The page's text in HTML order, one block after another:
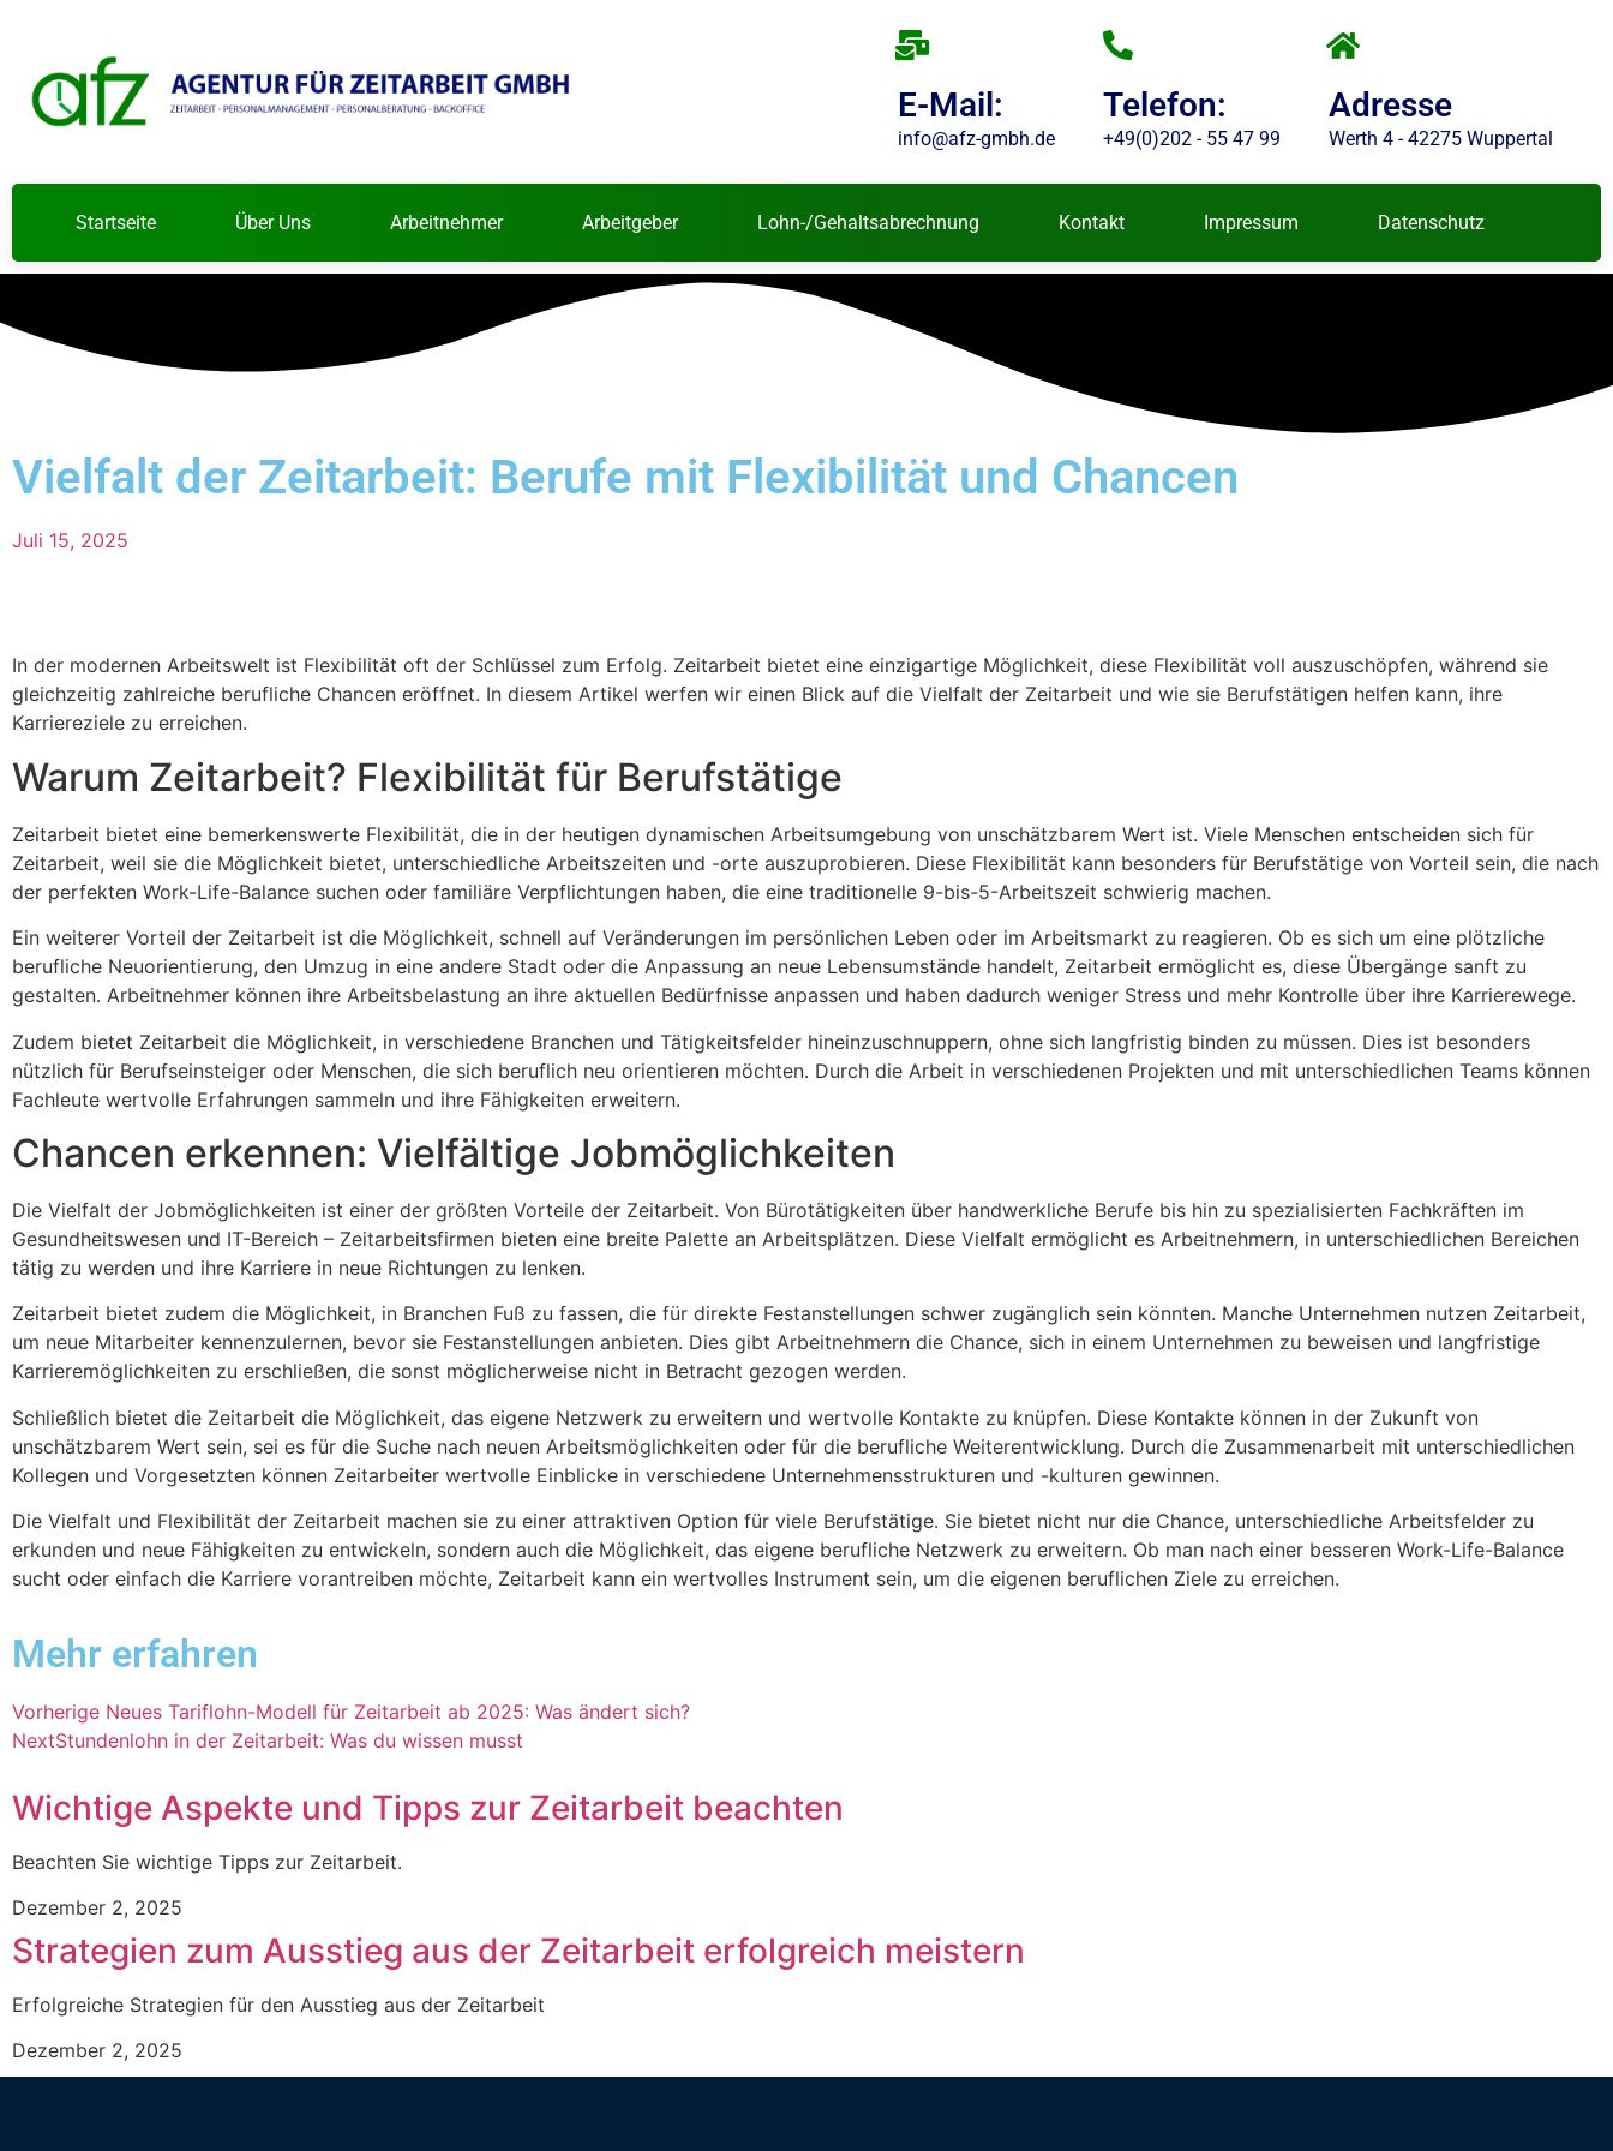
E-Mail:
info@afz-gmbh.de
Telefon:
+49(0)202 - 55 47 99
Adresse
Werth 4 - 42275 Wuppertal
Startseite Über Uns Arbeitnehmer Arbeitgeber Lohn-/Gehaltsabrechnung Kontakt Impressum Datenschutz
Vielfalt der Zeitarbeit: Berufe mit Flexibilität und Chancen
Juli 15, 2025
In der modernen Arbeitswelt ist Flexibilität oft der Schlüssel zum Erfolg. Zeitarbeit bietet eine einzigartige Möglichkeit, diese Flexibilität voll auszuschöpfen, während sie
gleichzeitig zahlreiche berufliche Chancen eröffnet. In diesem Artikel werfen wir einen Blick auf die Vielfalt der Zeitarbeit und wie sie Berufstätigen helfen kann, ihre
Karriereziele zu erreichen.
Warum Zeitarbeit? Flexibilität für Berufstätige
Zeitarbeit bietet eine bemerkenswerte Flexibilität, die in der heutigen dynamischen Arbeitsumgebung von unschätzbarem Wert ist. Viele Menschen entscheiden sich für
Zeitarbeit, weil sie die Möglichkeit bietet, unterschiedliche Arbeitszeiten und -orte auszuprobieren. Diese Flexibilität kann besonders für Berufstätige von Vorteil sein, die nach
der perfekten Work-Life-Balance suchen oder familiäre Verpflichtungen haben, die eine traditionelle 9-bis-5-Arbeitszeit schwierig machen.
Ein weiterer Vorteil der Zeitarbeit ist die Möglichkeit, schnell auf Veränderungen im persönlichen Leben oder im Arbeitsmarkt zu reagieren. Ob es sich um eine plötzliche
berufliche Neuorientierung, den Umzug in eine andere Stadt oder die Anpassung an neue Lebensumstände handelt, Zeitarbeit ermöglicht es, diese Übergänge sanft zu
gestalten. Arbeitnehmer können ihre Arbeitsbelastung an ihre aktuellen Bedürfnisse anpassen und haben dadurch weniger Stress und mehr Kontrolle über ihre Karrierewege.
Zudem bietet Zeitarbeit die Möglichkeit, in verschiedene Branchen und Tätigkeitsfelder hineinzuschnuppern, ohne sich langfristig binden zu müssen. Dies ist besonders
nützlich für Berufseinsteiger oder Menschen, die sich beruflich neu orientieren möchten. Durch die Arbeit in verschiedenen Projekten und mit unterschiedlichen Teams können
Fachleute wertvolle Erfahrungen sammeln und ihre Fähigkeiten erweitern.
Chancen erkennen: Vielfältige Jobmöglichkeiten
Die Vielfalt der Jobmöglichkeiten ist einer der größten Vorteile der Zeitarbeit. Von Bürotätigkeiten über handwerkliche Berufe bis hin zu spezialisierten Fachkräften im
Gesundheitswesen und IT-Bereich – Zeitarbeitsfirmen bieten eine breite Palette an Arbeitsplätzen. Diese Vielfalt ermöglicht es Arbeitnehmern, in unterschiedlichen Bereichen
tätig zu werden und ihre Karriere in neue Richtungen zu lenken.
Zeitarbeit bietet zudem die Möglichkeit, in Branchen Fuß zu fassen, die für direkte Festanstellungen schwer zugänglich sein könnten. Manche Unternehmen nutzen Zeitarbeit,
um neue Mitarbeiter kennenzulernen, bevor sie Festanstellungen anbieten. Dies gibt Arbeitnehmern die Chance, sich in einem Unternehmen zu beweisen und langfristige
Karrieremöglichkeiten zu erschließen, die sonst möglicherweise nicht in Betracht gezogen werden.
Schließlich bietet die Zeitarbeit die Möglichkeit, das eigene Netzwerk zu erweitern und wertvolle Kontakte zu knüpfen. Diese Kontakte können in der Zukunft von
unschätzbarem Wert sein, sei es für die Suche nach neuen Arbeitsmöglichkeiten oder für die berufliche Weiterentwicklung. Durch die Zusammenarbeit mit unterschiedlichen
Kollegen und Vorgesetzten können Zeitarbeiter wertvolle Einblicke in verschiedene Unternehmensstrukturen und -kulturen gewinnen.
Die Vielfalt und Flexibilität der Zeitarbeit machen sie zu einer attraktiven Option für viele Berufstätige. Sie bietet nicht nur die Chance, unterschiedliche Arbeitsfelder zu
erkunden und neue Fähigkeiten zu entwickeln, sondern auch die Möglichkeit, das eigene berufliche Netzwerk zu erweitern. Ob man nach einer besseren Work-Life-Balance
sucht oder einfach die Karriere vorantreiben möchte, Zeitarbeit kann ein wertvolles Instrument sein, um die eigenen beruflichen Ziele zu erreichen.
Mehr erfahren
Vorherige Neues Tariflohn-Modell für Zeitarbeit ab 2025: Was ändert sich?
NextStundenlohn in der Zeitarbeit: Was du wissen musst
Wichtige Aspekte und Tipps zur Zeitarbeit beachten
Beachten Sie wichtige Tipps zur Zeitarbeit.
Dezember 2, 2025
Strategien zum Ausstieg aus der Zeitarbeit erfolgreich meistern
Erfolgreiche Strategien für den Ausstieg aus der Zeitarbeit
Dezember 2, 2025